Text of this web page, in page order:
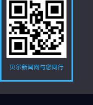
贝尔新闻网与您同行